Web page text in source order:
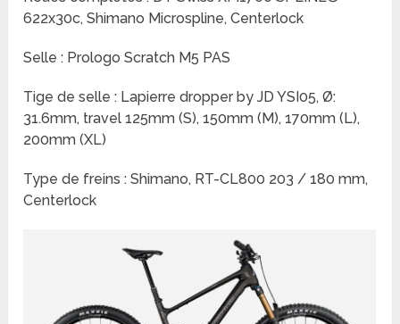
622x30c, Shimano Microspline, Centerlock
Selle : Prologo Scratch M5 PAS
Tige de selle : Lapierre dropper by JD YSI05, Ø:
31.6mm, travel 125mm (S), 150mm (M), 170mm (L),
200mm (XL)
Type de freins : Shimano, RT-CL800 203 / 180 mm,
Centerlock